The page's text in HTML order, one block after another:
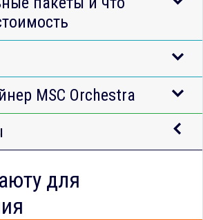
MSC Orchestra
для